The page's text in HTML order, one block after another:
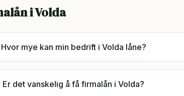
iVolda
Hvor mye kan min bedrift i Volda låne?
Er det vanskelig å få firmalån i Volda?